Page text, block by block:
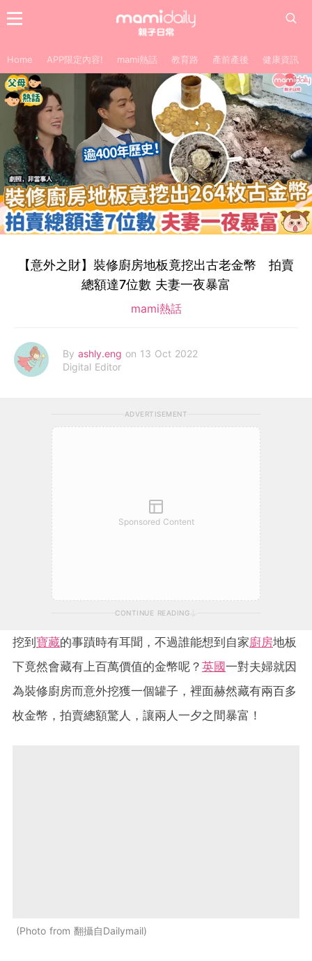
Home APP限定內容! mami熱話 教育路 產前產後 健康資訊
【意外之財】裝修廚房地板竟挖出古老金幣 拍賣
總額達7位數 夫妻一夜暴富
mami熱話
By ashly.eng on 13 Oct 2022
Digital Editor
ADVERTISEMENT
Sponsored Content
CONTINUE READING
挖到寶藏的事蹟時有耳聞，不過誰能想到自家廚房地板
下竟然會藏有上百萬價值的金幣呢？ 英國一對夫婦就因
為裝修廚房而意外挖獲一個罐子，裡面赫然藏有兩百多
枚金幣，拍賣總額驚人，讓兩人一夕之間暴富！
Photo from 翻攝自Dailymail